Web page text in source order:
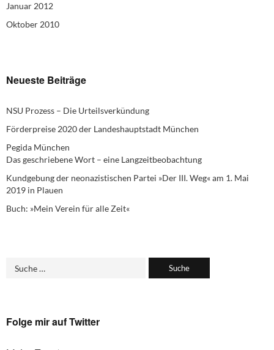
Januar 2012
Oktober 2010
Neueste Beiträge
NSU Prozess – Die Urteilsverkündung
Förderpreise 2020 der Landeshauptstadt München
Pegida München
Das geschriebene Wort – eine Langzeitbeobachtung
Kundgebung der neonazistischen Partei »Der III. Weg« am 1. Mai
2019 in Plauen
Buch: »Mein Verein für alle Zeit«
Folge mir auf Twitter